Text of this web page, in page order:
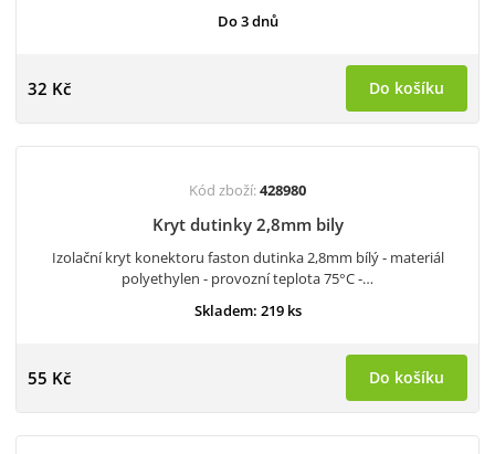
Do 3 dnů
32 Kč Do košíku
Kód zboží:428980
Kryt dutinky 2,8mm bily
Izolační kryt konektoru faston dutinka 2,8mm bílý - materiál
polyethylen - provozní teplota 75°C -…
Skladem: 219 ks
55 Kč Do košíku